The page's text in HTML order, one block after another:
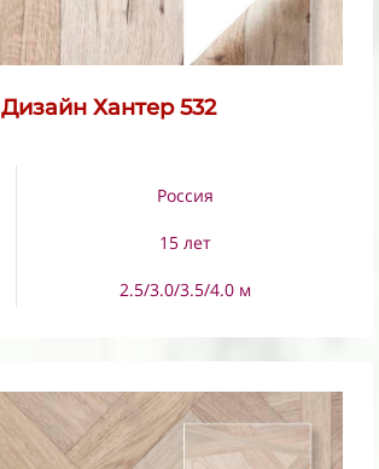
Дизайн Хантер 532
Россия
15 лет
2.5/3.0/3.5/4.0 м